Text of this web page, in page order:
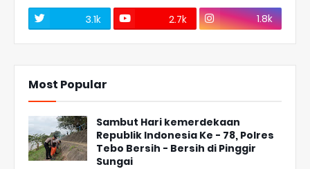
3.1k 2.7k 1.8k
Most Popular
Sambut Hari kemerdekaan
Republik Indonesia Ke - 78, Polres
Tebo Bersih - Bersih di Pinggir
Sungai